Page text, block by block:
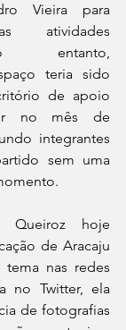
Vieira para
atividades
entanto,
teria sido
de apoio
no mês de
integrantes
sem uma
Queiroz hoje
de Aracaju
nas redes
no Twitter, ela
de fotografias